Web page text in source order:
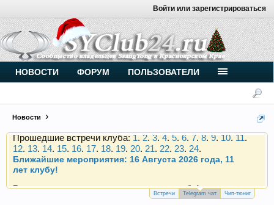
Войти или зарегистрироваться
Новости
Внимание, новые участники нашего клуба!
Основное общение происходит вTelegram-чате.
Присоединяйтесь.
Чип-тюнинг (прошивка) дизелей от
Vahmurka
Прошедшие встречи клуба:
12.13.14.15.16.17.18.19.20.21.22.23.24.
Ближайшие мероприятия: 16 Августа 2026 года, 11
лет клубу!
Внимание, новые участники нашего клуба!
Встречи Telegram чат Чип-тюниг
НОВОСТИ ФОРУМ ПОЛЬЗОВАТЕЛИ